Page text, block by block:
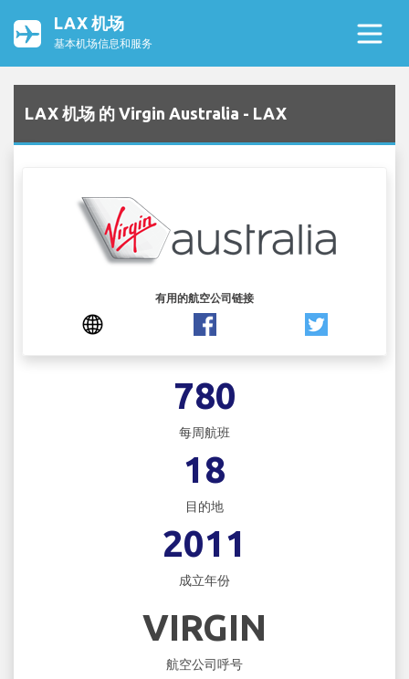
LAX 机场
基本机场信息和服务
LAX 机场 的 Virgin Australia - LAX
有用的航空公司链接
780
每周航班
18
目的地
2011
成立年份
VIRGIN
航空公司呼号